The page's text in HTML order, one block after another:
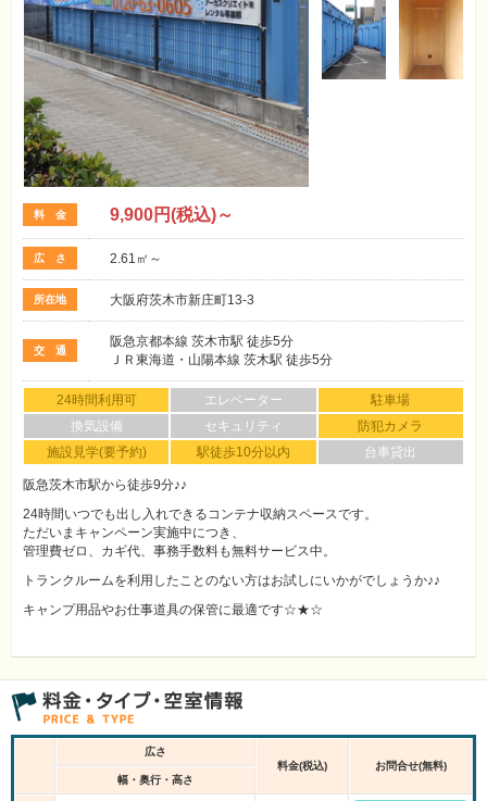
料 金 9,900円(税込)～
広 さ 2.61㎡～
所在地 大阪府茨木市新庄町13-3
交 通
阪急京都本線 茨木市駅 徒歩5分
ＪＲ東海道・山陽本線 茨木駅 徒歩5分
24時間利用可 エレベーター
駐車場
換気設備
セキュリティ
防犯カメラ
施設見学(要予約)
駅徒歩10分以内 台車貸出
阪急茨木市駅から徒歩9分♪♪
24時間いつでも出し入れできるコンテナ収納スペースです。
ただいまキャンペーン実施中につき、
管理費ゼロ、カギ代、事務手数料も無料サービス中。
トランクルームを利用したことのない方はお試しにいかがでしょうか♪♪
キャンプ用品やお仕事道具の保管に最適です☆★☆
広さ
料金(税込)
お問合せ(無料)
幅・奥行・高さ